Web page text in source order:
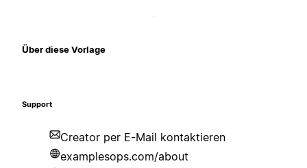
Über diese Vorlage
Support
Creator per E-Mail kontaktieren
examplesops.com/about